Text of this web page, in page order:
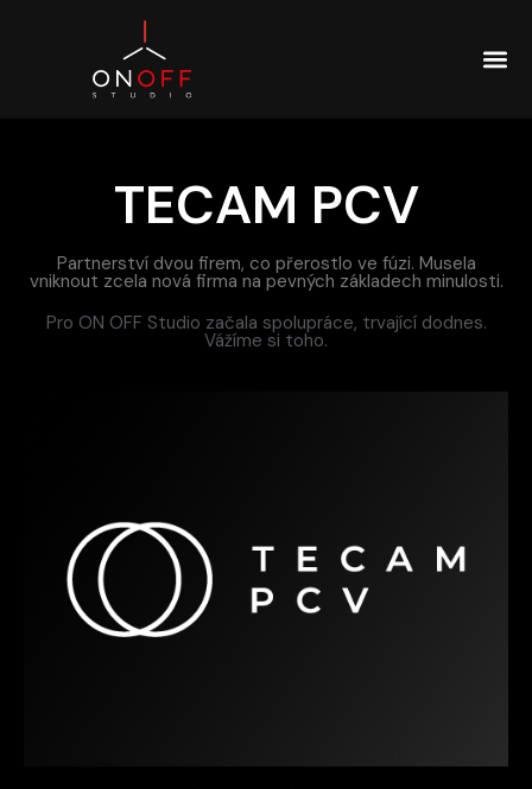
TECAM PCV
Partnerství dvou firem, co přerostlo ve fúzi. Musela
vniknout zcela nová firma na pevných základech minulosti.
Pro ON OFF Studio začala spolupráce, trvající dodnes.
Vážíme si toho.